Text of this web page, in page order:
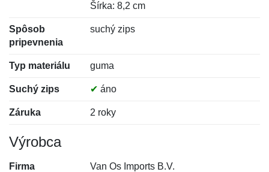
Šírka: 8,2 cm
Spôsob
pripevnenia
suchý zips
Typ materiálu guma
Suchý zips ✔ áno
Záruka 2 roky
Výrobca
Firma Van Os Imports B.V.